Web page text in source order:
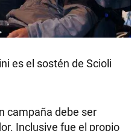
es el sostén de Scioli
campaña debe ser
Inclusive fue el propio